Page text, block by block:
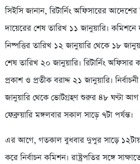
সিইসি জানান, রিটার্নিং অফিসারের
দায়েরের শেষ তারিখ ১১ জানুয়ারি।
নিষ্পত্তির তারিখ ১২ জানুয়ারি থেকে ১৮
শেষ তারিখ ২০ জানুয়ারি। রিটার্নিং অফিসার
প্রকাশ ও প্রতীক বরাদ্দ ২১ জানুয়ারি।
জানুয়ারি থেকে ভোটগ্রহণ শুরুর ৪৮ ঘণ্টা
ফেব্রুয়ারি মঙ্গলবার সকাল সাড়ে ৭টা পর্যন্ত।
এর আগে, গতকাল বুধবার দুপুর সাড়ে ১২টায়
করে নির্বাচন কমিশন। রাষ্ট্রপতির সঙ্গে